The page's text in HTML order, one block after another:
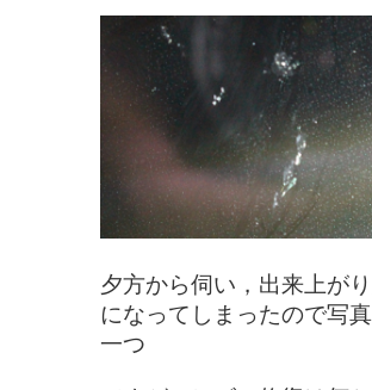
夕方から伺い，出来上が
になってしまったので写
一つ